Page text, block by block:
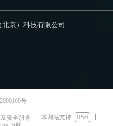
京）科技有限公司
号
安全服务 本网站支持
IPv6